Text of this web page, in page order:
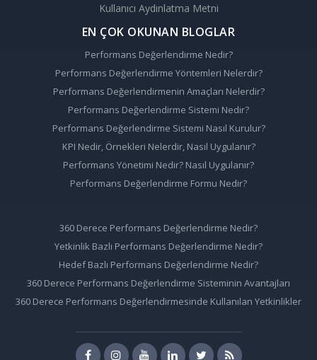
Kullanıcı Aydınlatma Metni
EN ÇOK OKUNAN BLOGLAR
Performans Değerlendirme Nedir?
Performans Değerlendirme Yöntemleri Nelerdir?
Performans Değerlendirmenin Amaçları Nelerdir?
Performans Değerlendirme Sistemi Nedir?
Performans Değerlendirme Sistemi Nasıl Kurulur?
KPI Nedir, Örnekleri Nelerdir, Nasıl Uygulanır?
Performans Yönetimi Nedir? Nasıl Uygulanır?
Performans Değerlendirme Formu Nedir?
360 Derece Performans Değerlendirme Nedir?
Yetkinlik Bazlı Performans Değerlendirme Nedir?
Hedef Bazlı Performans Değerlendirme Nedir?
360 Derece Performans Değerlendirme Sisteminin Avantajları
360 Derece Performans Değerlendirmesinde Kullanılan Yetkinlikler